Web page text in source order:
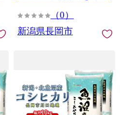
（0）
新潟県長岡市